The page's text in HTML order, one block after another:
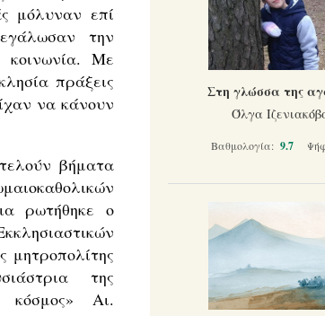
μόλυναν επί
την
Με
πράξεις
να κάνουν
βήματα
ρωτήθηκε ο
της
κόσμος» Αι.
Στη γλώσσα της
Όλγα
Βαθμολογία: 9.7